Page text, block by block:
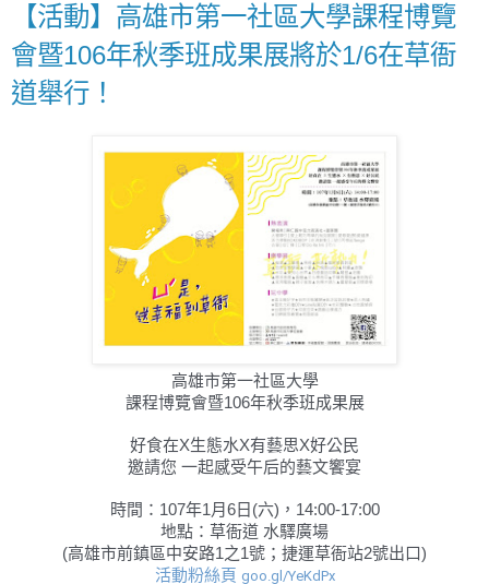
【活動】高雄市第一社區大學課程博覽
會暨106年秋季班成果展將於1/6在草衙
道舉行！
高雄市第一社區大學
課程博覽會暨106年秋季班成果展
好食在X生態水X有藝思X好公民
邀請您 一起感受午后的藝文饗宴
時間：107年1月6日(六)，14:00-17:00
地點：草衙道 水驛廣場
(高雄市前鎮區中安路1之1號；捷運草衙站2號出口)
活動粉絲頁 goo.gl/YeKdPx